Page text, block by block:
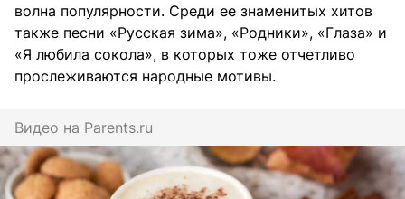
волна популярности. Среди ее знаменитых хитов
также песни «Русская зима», «Родники», «Глаза» и
«Я любила сокола», в которых тоже отчетливо
прослеживаются народные мотивы.
Видео на parents.ru